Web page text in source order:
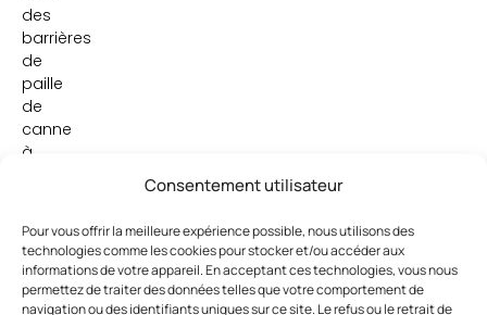
Consentement utilisateur
Pour vous offrir la meilleure expérience possible, nous utilisons des
technologies comme les cookies pour stocker et/ou accéder aux
informations de votre appareil. En acceptant ces technologies, vous nous
permettez de traiter des données telles que votre comportement de
navigation ou des identifiants uniques sur ce site. Le refus ou le retrait de
des
barrières
de
paille
de
canne
à
de
chanvre
ont
été